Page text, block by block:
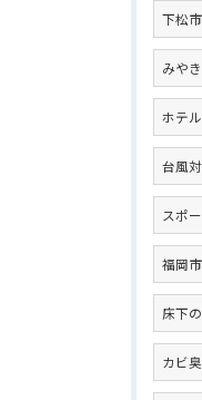
下松市
みや
ホテル
台風
スポ
福岡
床下
カビ